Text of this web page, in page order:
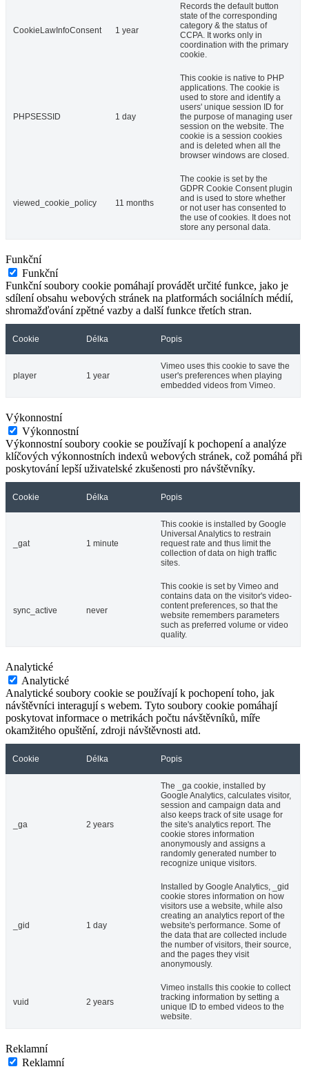
CookieLawInfoConsent 1 year
Records the default button
state of the corresponding
category & the status of
CCPA. It works only in
coordination with the primary
cookie.
PHPSESSID 1 day
This cookie is native to PHP
applications. The cookie is
used to store and identify a
users' unique session ID for
the purpose of managing user
session on the website. The
cookie is a session cookies
and is deleted when all the
browser windows are closed.
viewed_cookie_policy 11 months
The cookie is set by the
GDPR Cookie Consent plugin
and is used to store whether
or not user has consented to
the use of cookies. It does not
store any personal data.
Funkční
Funkční
Funkční soubory cookie pomáhají provádět určité funkce, jako je
sdílení obsahu webových stránek na platformách sociálních médií,
shromažďování zpětné vazby a další funkce třetích stran.
Cookie Délka Popis
player 1 year
Vimeo uses this cookie to save the
user's preferences when playing
embedded videos from Vimeo.
Výkonnostní
Výkonnostní
Výkonnostní soubory cookie se používají k pochopení a analýze
klíčových výkonnostních indexů webových stránek, což pomáhá při
poskytování lepší uživatelské zkušenosti pro návštěvníky.
Cookie Délka Popis
_gat 1 minute
This cookie is installed by Google
Universal Analytics to restrain
request rate and thus limit the
collection of data on high traffic
sites.
sync_active never
This cookie is set by Vimeo and
contains data on the visitor's video-
content preferences, so that the
website remembers parameters
such as preferred volume or video
quality.
Analytické
Analytické
Analytické soubory cookie se používají k pochopení toho, jak
návštěvníci interagují s webem. Tyto soubory cookie pomáhají
poskytovat informace o metrikách počtu návštěvníků, míře
okamžitého opuštění, zdroji návštěvnosti atd.
Cookie Délka Popis
_ga 2 years
The _ga cookie, installed by
Google Analytics, calculates visitor,
session and campaign data and
also keeps track of site usage for
the site's analytics report. The
cookie stores information
anonymously and assigns a
randomly generated number to
recognize unique visitors.
_gid 1 day
Installed by Google Analytics, _gid
cookie stores information on how
visitors use a website, while also
creating an analytics report of the
website's performance. Some of
the data that are collected include
the number of visitors, their source,
and the pages they visit
anonymously.
vuid 2 years
Vimeo installs this cookie to collect
tracking information by setting a
unique ID to embed videos to the
website.
Reklamní
Reklamní